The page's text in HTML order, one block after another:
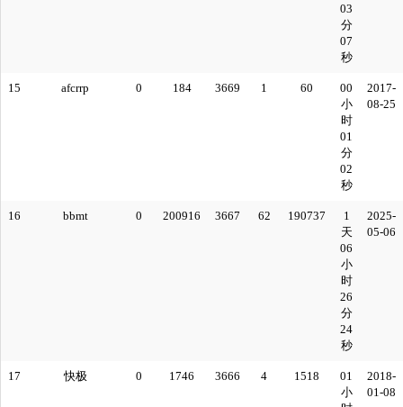
03
分
07
秒
15 afcrrp 0 184 3669 1 60
00
小
时
01
分
02
秒
2017-
08-25
16 bbmt 0 200916 3667 62 190737
1
天
06
小
时
26
分
24
秒
2025-
05-06
17 快极 0 1746 3666 4 1518
01
小
2018-
01-08